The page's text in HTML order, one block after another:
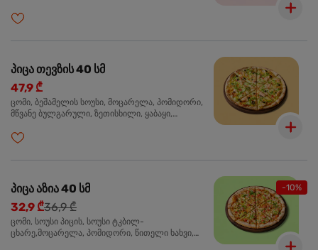
პიცა თევზის 40 სმ
47,9 ₾
ცომი, ბეშამელის სოუსი, მოცარელა, პომიდორი,
მწვანე ბულგარული, ზეთისხილი, ყაბაყი,
ორეგანო
-10%
პიცა აზია 40 სმ
32,9 ₾36,9 ₾
ცომი, სოუსი პიცის, სოუსი ტკბილ-
ცხარე,მოცარელა, პომიდორი, წითელი ხახვი,